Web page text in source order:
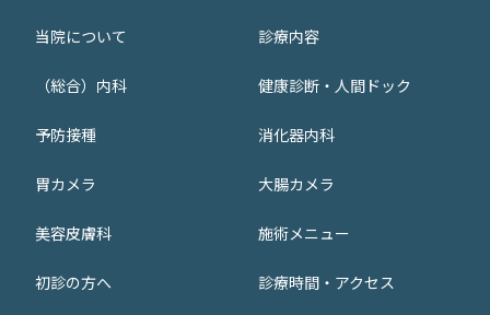
当院について 診療内容
（総合）内科 健康診断・人間ドック
予防接種 消化器内科
胃カメラ 大腸カメラ
美容皮膚科 施術メニュー
初診の方へ 診療時間・アクセス